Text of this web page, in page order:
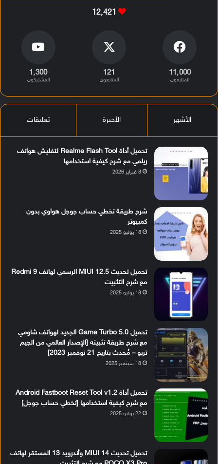
12٬421
11٬000
المتابعون
121
المتابعون
1٬300
المشتركون
الأشهر الأخيرة تعليقات
تحميل أداة Realme Flash Tool لتفليش هواتف
ريلمي مع شرح كيفية استخدامها
8 فبراير 2026
شرح طريقة تخطي حساب جوجل هواوي بدون
كمبيوتر
18 يوليو 2025
تحميل تحديث MIUI 12.5 الرسمي لهاتف Redmi 9
مع شرح التثبيت
18 يوليو 2025
تحميل Game Turbo 5.0 الجديد لهواتف شاومي
مع شرح طريقة تثبيته [الإصدار العالمي من الجيم
تربو – مُحدث بتاريخ 21 نوفمبر 2023]
18 سبتمبر 2025
تحميل أداة Android Fastboot Reset Tool v1.2
مع شرح كيفية استخدامها [تخطي حساب جوجل]
22 يوليو 2025
تحميل تحديث MIUI 14 وأندرويد 13 المستقر لهاتف